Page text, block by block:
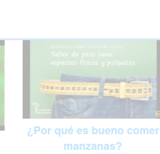
¿Por qué es bueno comer
manzanas?